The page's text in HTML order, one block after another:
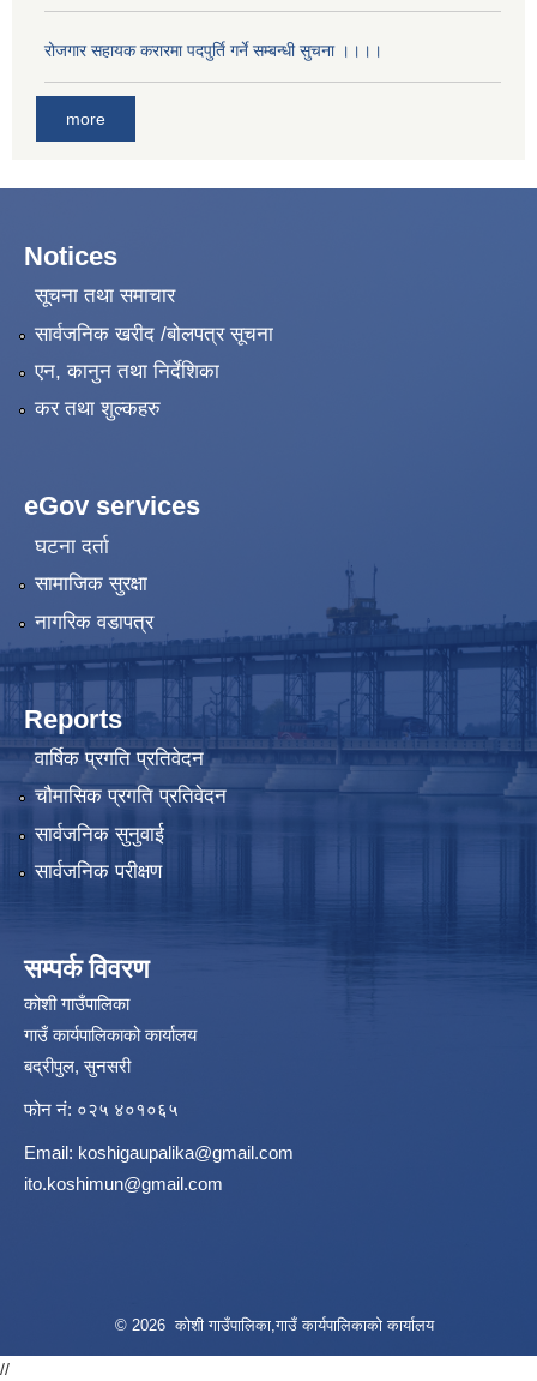
रोजगार सहायक करारमा पदपुर्ति गर्ने सम्बन्धी सुचना ।।।।
more
Notices
सूचना तथा समाचार
सार्वजनिक खरीद /बोलपत्र सूचना
एन, कानुन तथा निर्देशिका
कर तथा शुल्कहरु
eGov services
घटना दर्ता
सामाजिक सुरक्षा
नागरिक वडापत्र
Reports
वार्षिक प्रगति प्रतिवेदन
चौमासिक प्रगति प्रतिवेदन
सार्वजनिक सुनुवाई
सार्वजनिक परीक्षण
सम्पर्क विवरण
कोशी गाउँपालिका
गाउँ कार्यपालिकाको कार्यालय
बद्रीपुल, सुनसरी
फोन नं: ०२५ ४०१०६५
Email: koshigaupalika@gmail.com
ito.koshimun@gmail.com
© 2026 कोशी गाउँपालिका,गाउँ कार्यपालिकाको कार्यालय
//